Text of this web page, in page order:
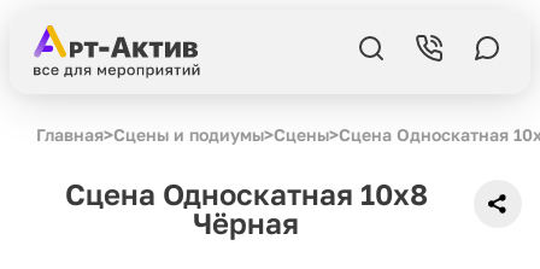
Главная>Сцены и подиумы>Сцены>Сцена Односкатная
Сцена Односкатная 10x8
Чёрная